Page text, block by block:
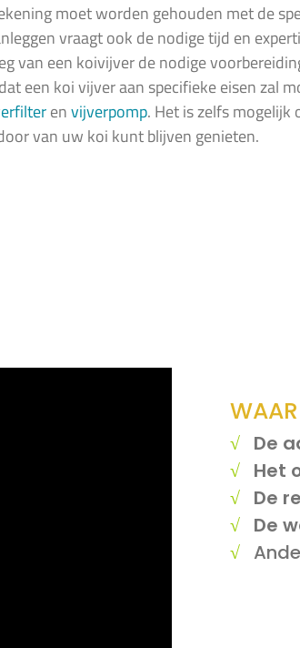
moet worden gehouden met de
vraagt ook de nodige tijd en
van een koivijver de nodige
een koi vijver aan specifieke eisen zal
envijverpomp. Het is zelfs mogelijk
van uw koi kunt blijven genieten.
√ De
√ Het
√ De
√ De
√